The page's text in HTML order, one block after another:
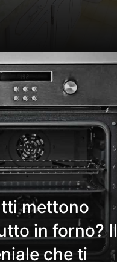
mettono
in forno? Il
che ti